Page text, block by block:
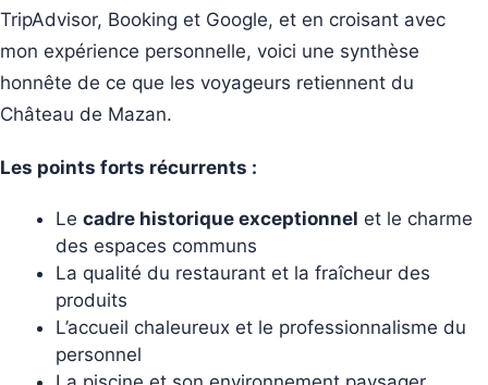
TripAdvisor, Booking et Google, et en croisant avec
mon expérience personnelle, voici une synthèse
honnête de ce que les voyageurs retiennent du
Château de Mazan.
Les points forts récurrents :
Le cadre historique exceptionnel et le charme
des espaces communs
La qualité du restaurant et la fraîcheur des
produits
L’accueil chaleureux et le professionnalisme du
personnel